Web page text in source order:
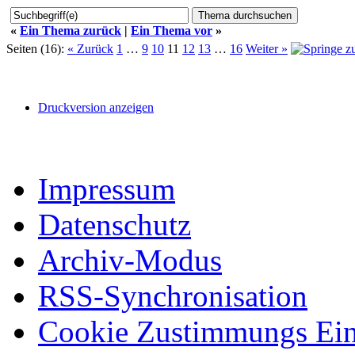
« Ein Thema zurück | Ein Thema vor »
Seiten (16): « Zurück 1 … 9 10 11 12 13 … 16 Weiter »
Druckversion anzeigen
Impressum
Datenschutz
Archiv-Modus
RSS-Synchronisation
Cookie Zustimmungs